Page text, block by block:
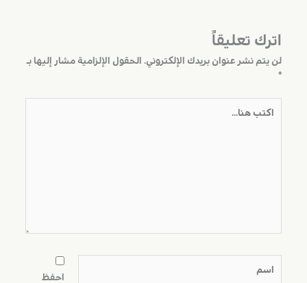
اترك تعليقاً
لن يتم نشر عنوان بريدك الإلكتروني. الحقول الإلزامية مشار إليها بـ
*
احفظ